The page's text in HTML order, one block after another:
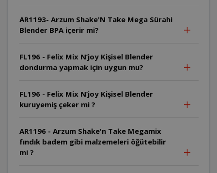
AR1193- Arzum Shake'N Take Mega Sürahi
Blender BPA içerir mi?
FL196 - Felix Mix N’joy Kişisel Blender
dondurma yapmak için uygun mu?
FL196 - Felix Mix N’joy Kişisel Blender
kuruyemiş çeker mi ?
AR1196 - Arzum Shake'n Take Megamix
fındık badem gibi malzemeleri öğütebilir
mi ?